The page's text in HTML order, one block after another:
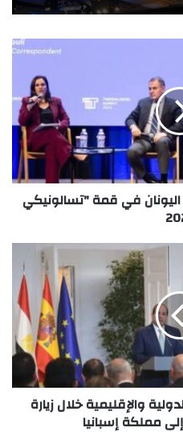
في قمة "تسالونيكي
والإقليمية خلال زيارة
مملكة إسبانيا